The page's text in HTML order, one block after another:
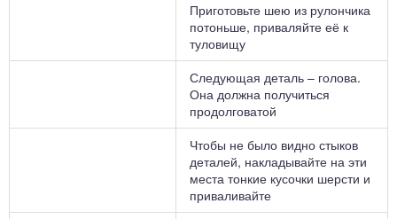
Приготовьте шею из рулончика
потоньше, приваляйте её к
туловищу
Следующая деталь – голова.
Она должна получиться
продолговатой
Чтобы не было видно стыков
деталей, накладывайте на эти
места тонкие кусочки шерсти и
приваливайте